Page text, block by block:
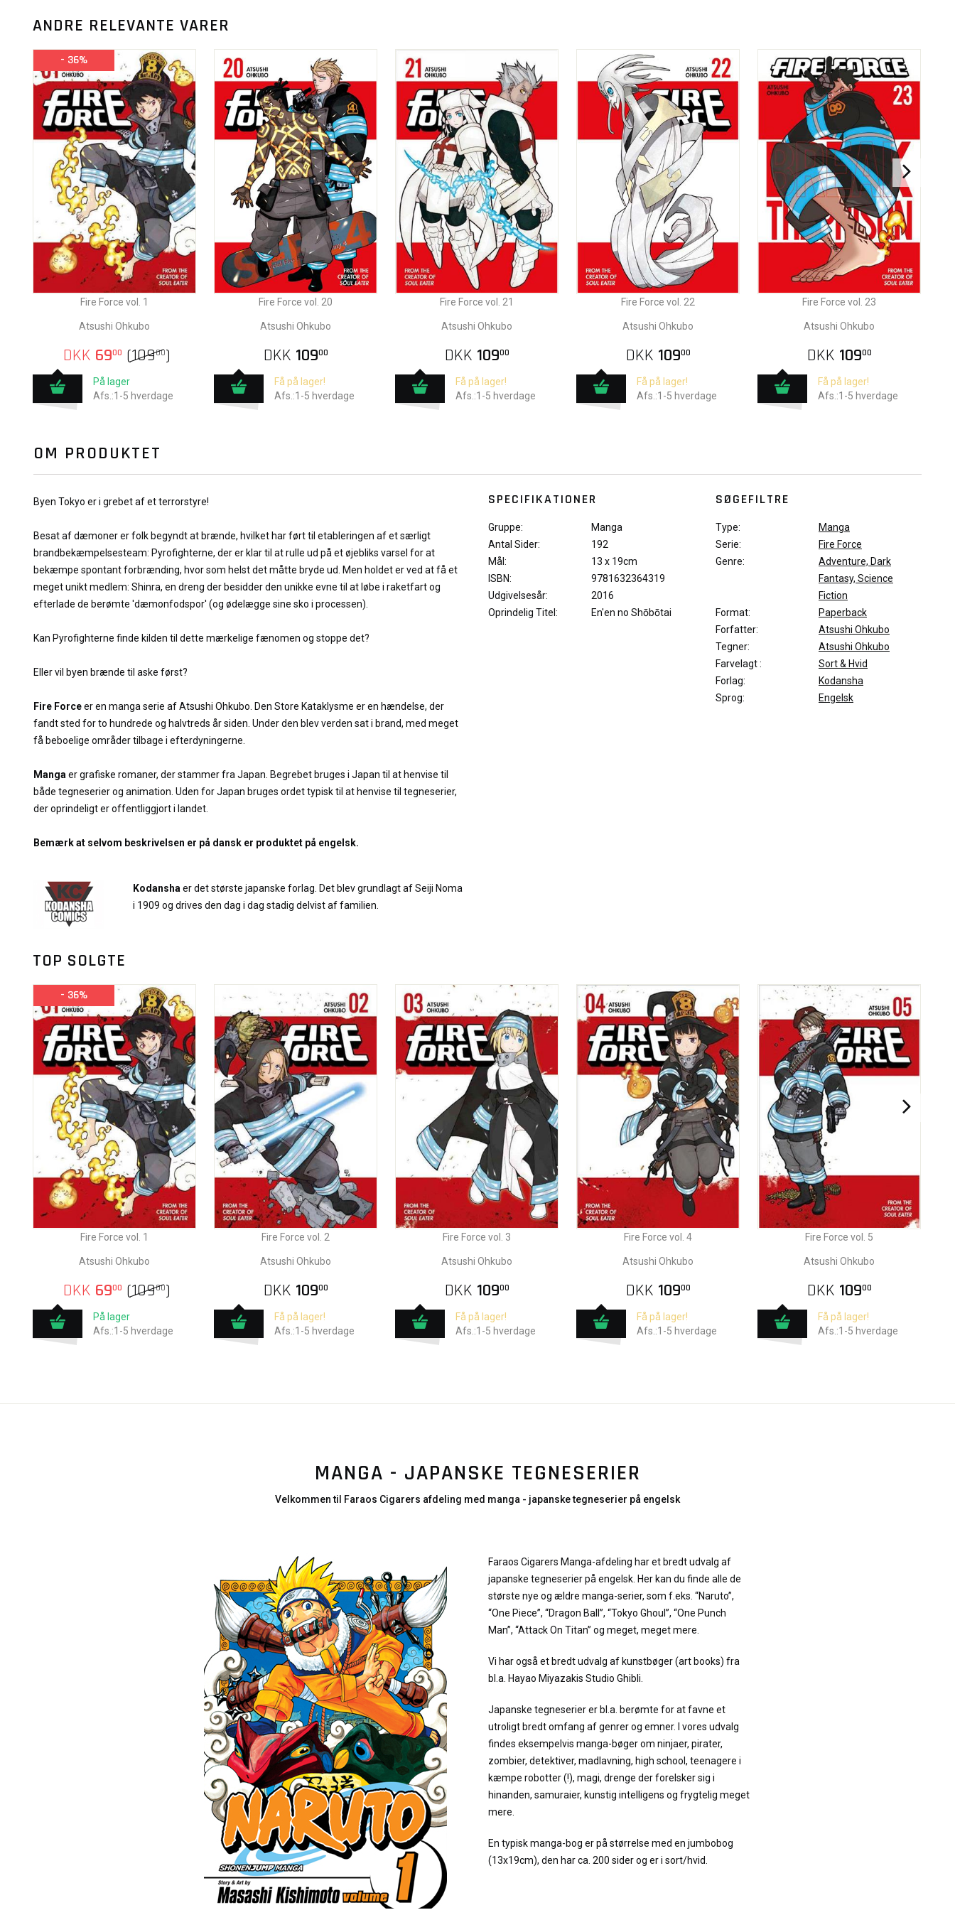
ANDRE RELEVANTE VARER
- 36%
Fire Force vol. 1
Atsushi Ohkubo
DKK 6900 (10900)
På lager
Afs.:1-5 hverdage
Fire Force vol. 20
Atsushi Ohkubo
DKK 10900
Få på lager!
Afs.:1-5 hverdage
Fire Force vol. 21
Atsushi Ohkubo
DKK 10900
Få på lager!
Afs.:1-5 hverdage
Fire Force vol. 22
Atsushi Ohkubo
DKK 10900
Få på lager!
Afs.:1-5 hverdage
Fire Force vol. 23
Atsushi Ohkubo
DKK 10900
Få på lager!
Afs.:1-5 hverdage
OM PRODUKTET
Byen Tokyo er i grebet af et terrorstyre!
Besat af dæmoner er folk begyndt at brænde, hvilket har ført til etableringen af et særligt
brandbekæmpelsesteam: Pyrofighterne, der er klar til at rulle ud på et øjebliks varsel for at
bekæmpe spontant forbrænding, hvor som helst det måtte bryde ud. Men holdet er ved at få et
meget unikt medlem: Shinra, en dreng der besidder den unikke evne til at løbe i raketfart og
efterlade de berømte 'dæmonfodspor' (og ødelægge sine sko i processen).
Kan Pyrofighterne finde kilden til dette mærkelige fænomen og stoppe det?
Eller vil byen brænde til aske først?
Fire Forceer en manga serie af Atsushi Ohkubo. Den Store Kataklysme er en hændelse, der
fandt sted for to hundrede og halvtreds år siden. Under den blev verden sat i brand, med meget
få beboelige områder tilbage i efterdyningerne.
Manga er grafiske romaner, der stammer fra Japan. Begrebet bruges i Japan til at henvise til
både tegneserier og animation. Uden for Japan bruges ordet typisk til at henvise til tegneserier,
der oprindeligt er offentliggjort i landet.
Bemærk at selvom beskrivelsen er på dansk er produktet på engelsk.
Kodansha er det største japanske forlag. Det blev grundlagt af Seiji Noma
i 1909 og drives den dag i dag stadig delvist af familien.
SPECIFIKATIONER
Gruppe:
Manga
Antal Sider:
192
Mål:
13 x 19cm
ISBN:
9781632364319
Udgivelsesår:
2016
Oprindelig Titel:
En'en no Shōbōtai
SØGEFILTRE
Type:
Manga
Serie:
Fire Force
Genre:
Adventure, Dark
Fantasy, Science
Fiction
Format:
Paperback
Forfatter:
Atsushi Ohkubo
Tegner:
Atsushi Ohkubo
Farvelagt :
Sort & Hvid
Forlag:
Kodansha
Sprog:
Engelsk
TOP SOLGTE
- 36%
Fire Force vol. 1
Atsushi Ohkubo
DKK 6900 (10900)
På lager
Afs.:1-5 hverdage
Fire Force vol. 2
Atsushi Ohkubo
DKK 10900
Få på lager!
Afs.:1-5 hverdage
Fire Force vol. 3
Atsushi Ohkubo
DKK 10900
Få på lager!
Afs.:1-5 hverdage
Fire Force vol. 4
Atsushi Ohkubo
DKK 10900
Få på lager!
Afs.:1-5 hverdage
Fire Force vol. 5
Atsushi Ohkubo
DKK 10900
Få på lager!
Afs.:1-5 hverdage
MANGA - JAPANSKE TEGNESERIER
Velkommen til Faraos Cigarers afdeling med manga - japanske tegneserier på engelsk
Faraos Cigarers Manga-afdeling har et bredt udvalg af
japanske tegneserier på engelsk. Her kan du finde alle de
største nye og ældre manga-serier, som f.eks. “Naruto”,
“One Piece”, “Dragon Ball”, “Tokyo Ghoul”, “One Punch
Man”, “Attack On Titan” og meget, meget mere.
Vi har også et bredt udvalg af kunstbøger (art books) fra
bl.a. Hayao Miyazakis Studio Ghibli.
Japanske tegneserier er bl.a. berømte for at favne et
utroligt bredt omfang af genrer og emner. I vores udvalg
findes eksempelvis manga-bøger om ninjaer, pirater,
zombier, detektiver, madlavning, high school, teenagere i
kæmpe robotter (!), magi, drenge der forelsker sig i
hinanden, samuraier, kunstig intelligens og frygtelig meget
mere.
En typisk manga-bog er på størrelse med en jumbobog
(13x19cm), den har ca. 200 sider og er i sort/hvid.